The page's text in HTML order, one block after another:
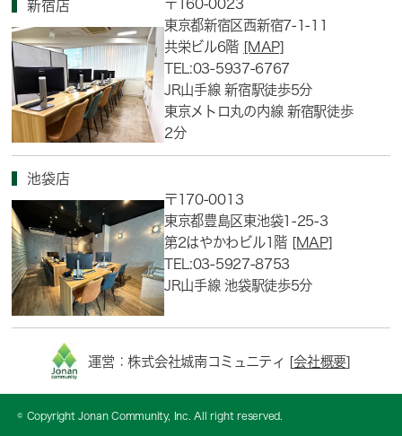
新宿店
〒160-0023
東京都新宿区西新宿7-1-11
共栄ビル6階 [MAP]
TEL:03-5937-6767
JR山手線 新宿駅徒歩5分
東京メトロ丸の内線 新宿駅徒歩
2分
池袋店
〒170-0013
東京都豊島区東池袋1-25-3
第2はやかわビル1階 [MAP]
TEL:03-5927-8753
JR山手線 池袋駅徒歩5分
運営：株式会社城南コミュニティ [会社概要]
© Copyright Jonan Community, Inc. All right reserved.